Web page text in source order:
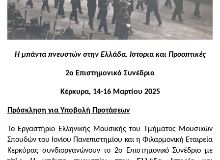
H μπάντα πνευστών στην Ελλάδα. Ιστορια και Προοπτικές
2ο Επιστημονικό Συνέδριο
Κέρκυρα, 14-16 Μαρτίου 2025
Πρόσκληση για Υποβολή Προτάσεων
Το Εργαστήριο Ελληνικής Μουσικής του Τμήματος Μουσικών
Σπουδών του Ιονίου Πανεπιστημίου και η Φιλαρμονική Εταιρεία
Κερκύρας συνδιοργανώνουν το 2ο Επιστημονικό Συνέδριο με